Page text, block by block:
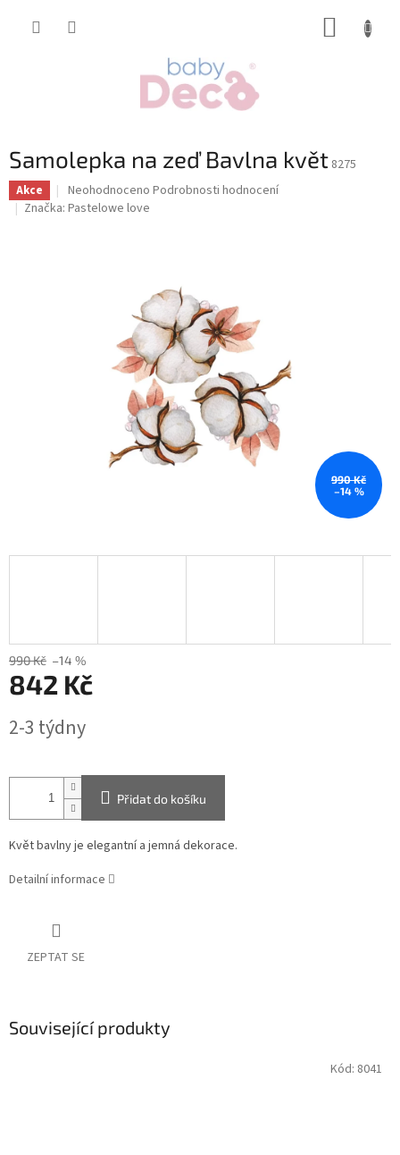
Samolepka na zeď Bavlna květ 8275
Akce
Průměrné
hodnocení
Neohodnoceno Podrobnosti hodnocení
Značka: Pastelowe love
990 Kč
–14 %
990 Kč –14 %
842 Kč
cena:
2-3 týdny
Přidat do košíku
Květ bavlny je elegantní a jemná dekorace.
Detailní informace
ZEPTAT SE
Související produkty
Kód: 8041